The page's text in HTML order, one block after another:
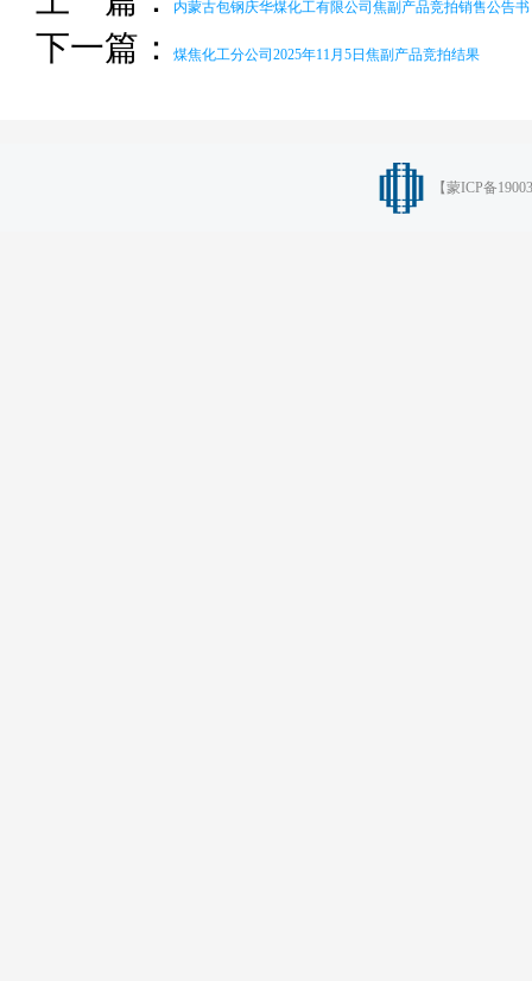
内蒙古包钢庆华煤化工有限公司焦副产品竞拍销售公告书
下一篇： 煤焦化工分公司2025年11月5日焦副产品竞拍结果
【蒙ICP备